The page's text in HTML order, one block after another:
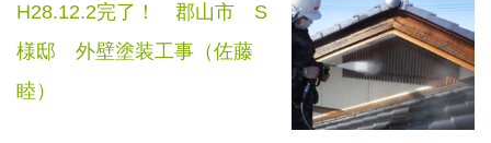
H28.12.2完了！ 郡山市 S
様邸 外壁塗装工事（佐藤
睦）